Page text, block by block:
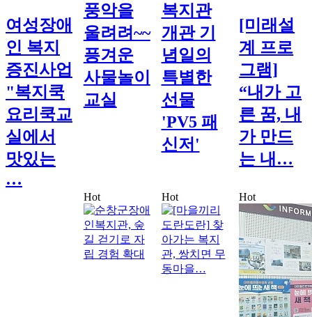
여성장애
인 복지
증진사업
"복지쿡
요리쿡교
실에서
맛있는
…
풍악을
울려려~~
픙겨운
사물놀이
교실
복지관
개관 기
념일의
특별한
선물
'PV5 패
신저'
[미래설
계 프로
그램]
“내가 고
른 꿈, 내
가 만드
는 내…
Hot Hot Hot